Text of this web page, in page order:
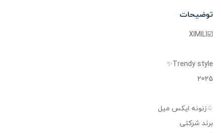
توضیحات
☑️XIMILI
Trendy style✨️
2025
♤زنونه ایکس میل
برند شرکتی